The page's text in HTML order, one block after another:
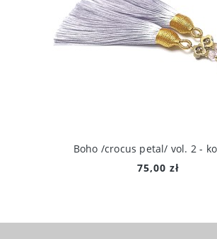
Boho /crocus petal/ vol. 2 -
75,00 zł